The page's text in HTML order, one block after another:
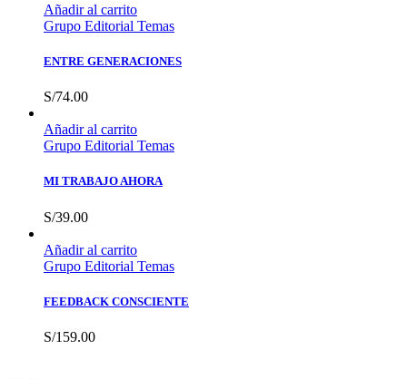
Añadir al carrito
Grupo Editorial Temas
ENTRE GENERACIONES
S/74.00
Añadir al carrito
Grupo Editorial Temas
MI TRABAJO AHORA
S/39.00
Añadir al carrito
Grupo Editorial Temas
FEEDBACK CONSCIENTE
S/159.00